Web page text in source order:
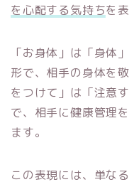
を心配する気持ちを
「お身体」は「身体
形で、相手の身体を
をつけて」は「注意
で、相手に健康管理
ます。
この表現には、単な